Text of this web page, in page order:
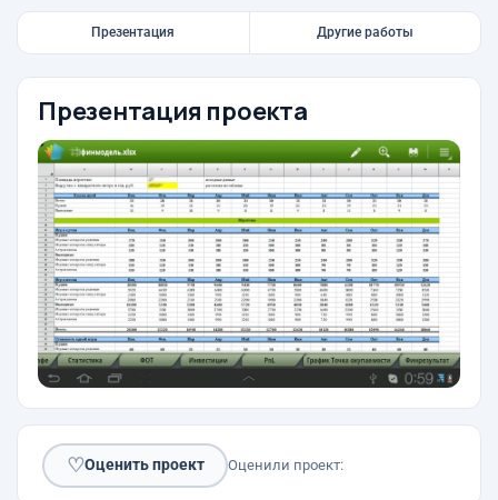
Презентация Другие работы
Презентация проекта
♡Оценить проект Оценили проект: